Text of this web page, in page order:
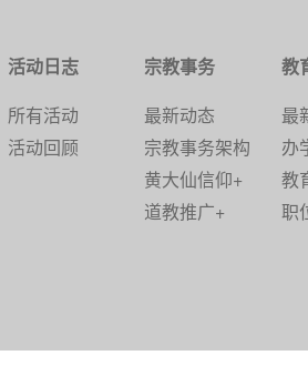
活动日志
所有活动
活动回顾
宗教事务
最新动态
宗教事务架构
黄大仙信仰+
道教推广+
教
最
办
教
职